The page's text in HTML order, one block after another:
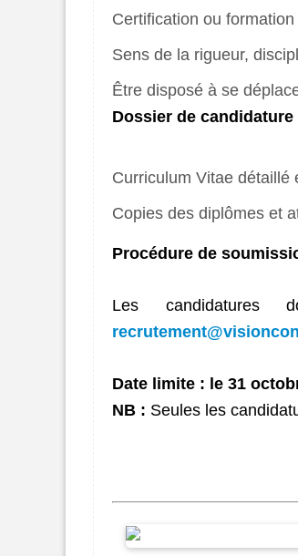
Certification ou
Sens de la rigueur,
Être disposé à se
Dossier de candidature
Curriculum Vitae détaillé
Copies des diplômes et
Procédure de
Les candidatures
Date limite : le 31
NB : Seules les